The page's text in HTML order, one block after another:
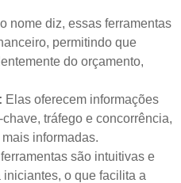
nome diz, essas ferramentas
permitindo que
do orçamento,
Elas oferecem informações
tráfego e concorrência,
informadas.
são intuitivas e
o que facilita a